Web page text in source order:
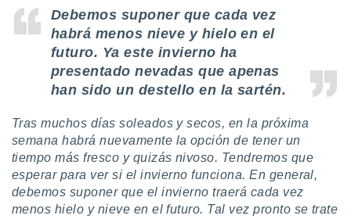
Debemos suponer que cada vez
habrá menos nieve y hielo en el
futuro. Ya este invierno ha
presentado nevadas que apenas
han sido un destello en la sartén.
Tras muchos días soleados y secos, en la próxima
semana habrá nuevamente la opción de tener un
tiempo más fresco y quizás nivoso. Tendremos que
esperar para ver si el invierno funciona. En general,
debemos suponer que el invierno traerá cada vez
menos hielo y nieve en el futuro. Tal vez pronto se trate